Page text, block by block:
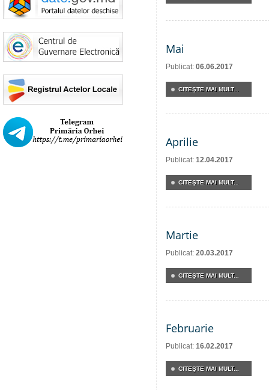
Mai
Publicat: 06.06.2017
CITEŞTE MAI MULT...
Aprilie
Publicat: 12.04.2017
CITEŞTE MAI MULT...
Martie
Publicat: 20.03.2017
CITEŞTE MAI MULT...
Februarie
Publicat: 16.02.2017
CITEŞTE MAI MULT...